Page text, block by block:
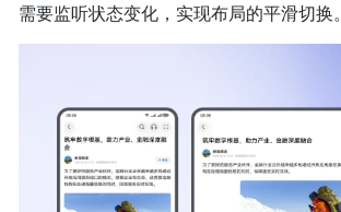
需要监听状态变化，实现布局的平滑切换。